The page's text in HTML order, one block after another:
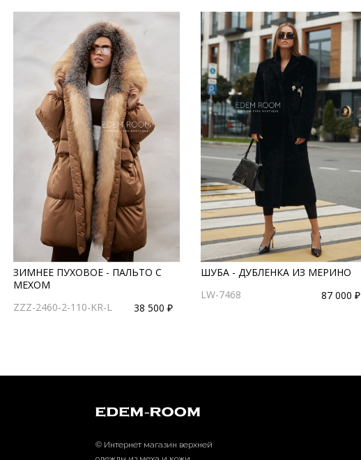
ЗИМНЕЕ ПУХОВОЕ - ПАЛЬТО С
МЕХОМ
ZZZ-2460-2-110-KR-L
38 500 ₽
ШУБА - ДУБЛЕНКА ИЗ МЕРИНО
LW-7468
87 000 ₽
© Интернет магазин верхней